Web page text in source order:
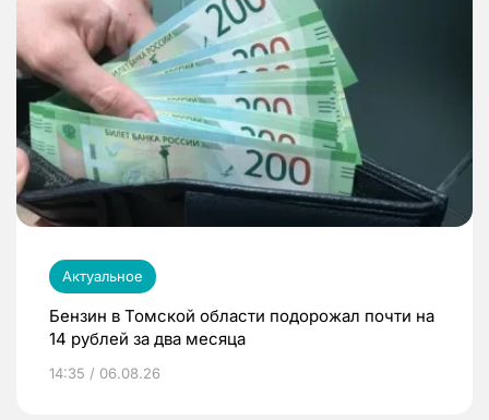
Актуальное
Бензин в Томской области подорожал почти на
14 рублей за два месяца
14:35 / 06.08.26